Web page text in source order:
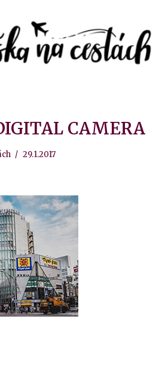
CAMERA
29.1.2017